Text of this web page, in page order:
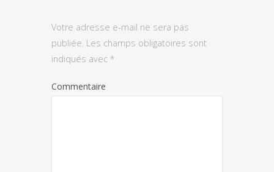
Votre adresse e-mail ne sera pas
publiée. Les champs obligatoires sont
indiqués avec *
Commentaire